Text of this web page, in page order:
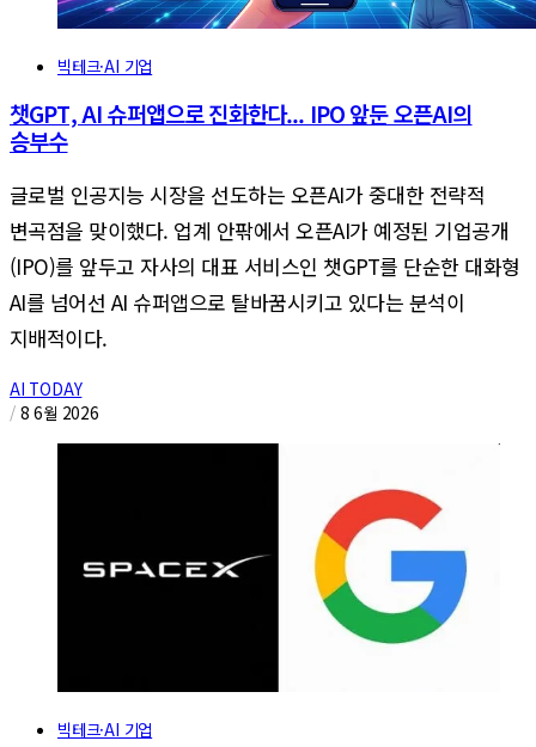
빅테크·AI 기업
챗GPT, AI 슈퍼앱으로 진화한다... IPO 앞둔 오픈AI의
승부수
글로벌 인공지능 시장을 선도하는 오픈AI가 중대한 전략적
변곡점을 맞이했다. 업계 안팎에서 오픈AI가 예정된 기업공개
(IPO)를 앞두고 자사의 대표 서비스인 챗GPT를 단순한 대화형
AI를 넘어선 AI 슈퍼앱으로 탈바꿈시키고 있다는 분석이
지배적이다.
AI TODAY
/ 8 6월 2026
빅테크·AI 기업